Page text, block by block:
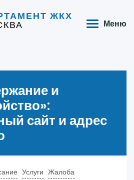
ЖКХ
Меню
и
сайт и адрес
Услуги Жалоба